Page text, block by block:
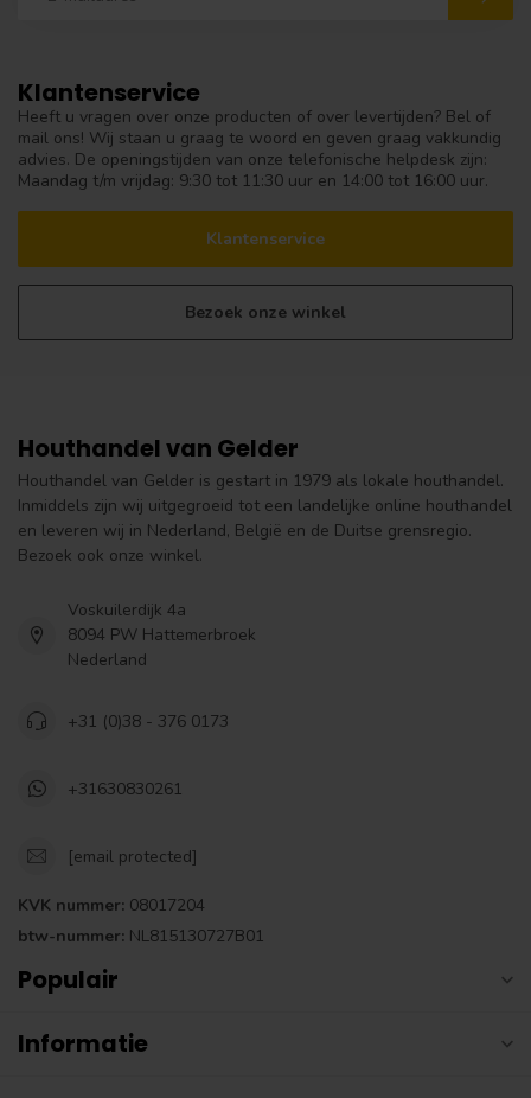
Klantenservice
Heeft u vragen over onze producten of over levertijden? Bel of
mail ons! Wij staan u graag te woord en geven graag vakkundig
advies. De openingstijden van onze telefonische helpdesk zijn:
Maandag t/m vrijdag: 9:30 tot 11:30 uur en 14:00 tot 16:00 uur.
Klantenservice
Bezoek onze winkel
Houthandel van Gelder
Houthandel van Gelder is gestart in 1979 als lokale houthandel.
Inmiddels zijn wij uitgegroeid tot een landelijke online houthandel
en leveren wij in Nederland, België en de Duitse grensregio.
Bezoek ook onze winkel.
Voskuilerdijk 4a
8094 PW Hattemerbroek
Nederland
+31 (0)38 - 376 0173
+31630830261
[email protected]
KVK nummer: 08017204
btw-nummer: NL815130727B01
Populair
Informatie